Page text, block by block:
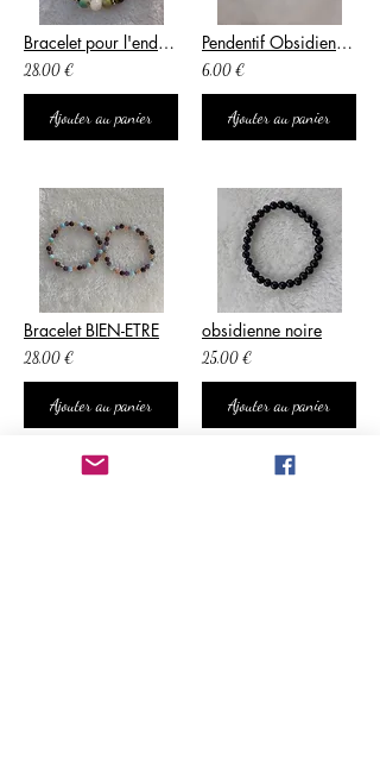
Bracelet pour l'endométriose
28,00 €
Ajouter au panier
Pendentif Obsidienne Larme d'Apache
6,00 €
Ajouter au panier
Bracelet BIEN-ETRE
28,00 €
Ajouter au panier
obsidienne noire
25,00 €
Ajouter au panier